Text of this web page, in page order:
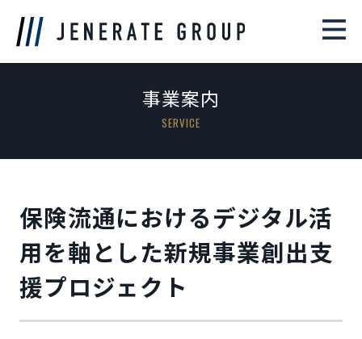
事業案内
SERVICE
保険流通におけるデジタル活
用を軸とした新規事業創出支
援プロジェクト